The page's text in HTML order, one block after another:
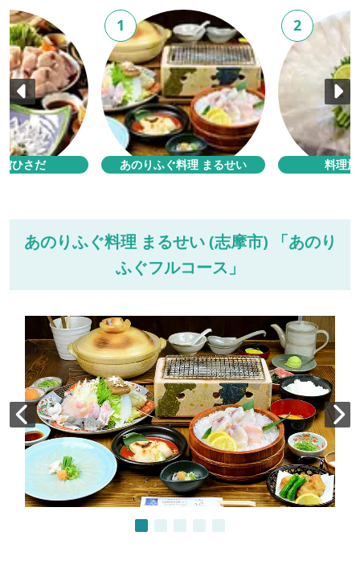
ひさだ あのりふぐ料理 まるせい
1
料理
2
あのりふぐ料理 まるせい (志摩市) 「あのり
ふぐフルコース」